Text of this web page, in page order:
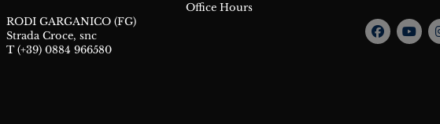
RODI GARGANICO (FG)
Strada Croce, snc
T (+39) 0884 966580
Office Hours